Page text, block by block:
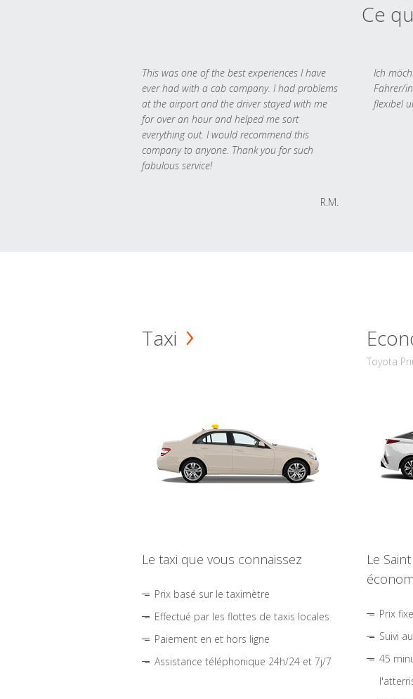
Ce
This was one of the best experiences I have
ever had with a cab company. I had problems
at the airport and the driver stayed with me
for over an hour and helped me sort
everything out. I would recommend this
company to anyone. Thank you for such
fabulous service!
R.M.
Ich
Fahrer/
flexibel
Taxi
Le taxi que vous connaissez
Prix basé sur le taximètre
Effectué par les flottes de taxis locales
Paiement en et hors ligne
Assistance téléphonique 24h/24 et 7j/7
Toyota
Le
Prix fixe
Suivi
45